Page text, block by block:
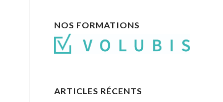
NOS FORMATIONS
ARTICLES RÉCENTS